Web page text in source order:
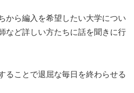
から編入を希望したい大学につい
など詳しい方たちに話を聞きに行
ることで退屈な毎日を終わらせる